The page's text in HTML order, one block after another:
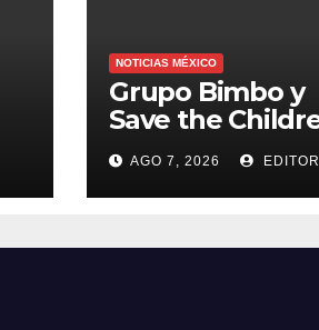
NOTICIAS MÉXICO
Grupo Bimbo y
Save the
extienden
para apoyar a
damnificados
AGO 7, 2026 EDITOR